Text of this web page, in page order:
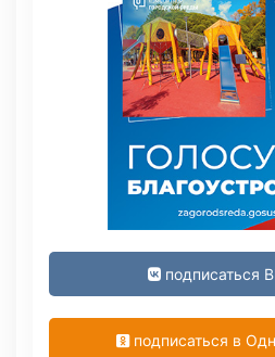
подписаться
подписаться в